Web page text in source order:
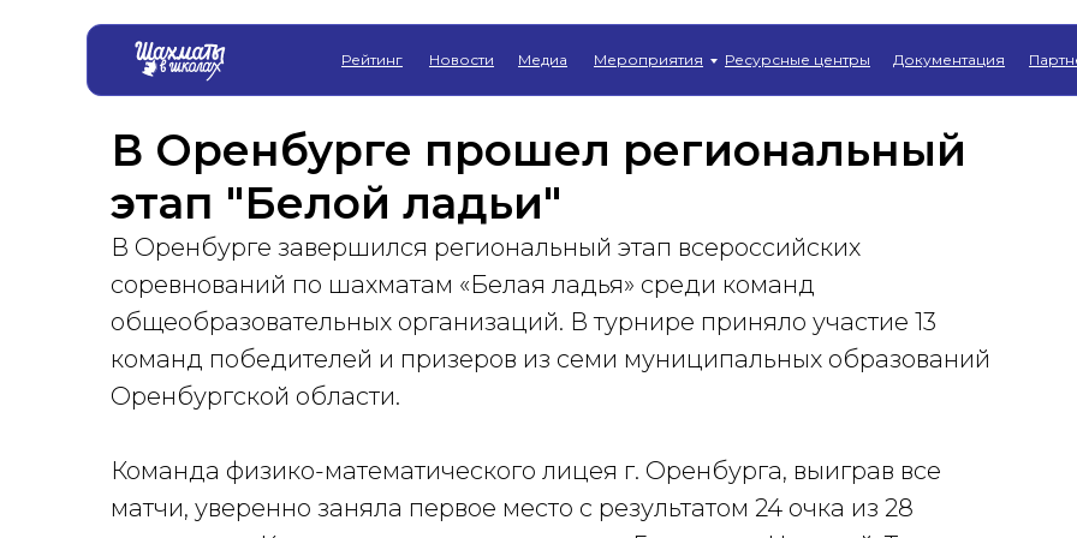
Рейтинг Документация
Ресурсные центры
Новости Мероприятия
Медиа
В Оренбурге прошел региональный
этап "Белой ладьи"
В Оренбурге завершился региональный этап всероссийских
соревнований по шахматам «Белая ладья» среди команд
общеобразовательных организаций. В турнире приняло участие 13
команд победителей и призеров из семи муниципальных образований
Оренбургской области.
Команда физико-математического лицея г. Оренбурга, выиграв все
матчи, уверенно заняла первое место с результатом 24 очка из 28